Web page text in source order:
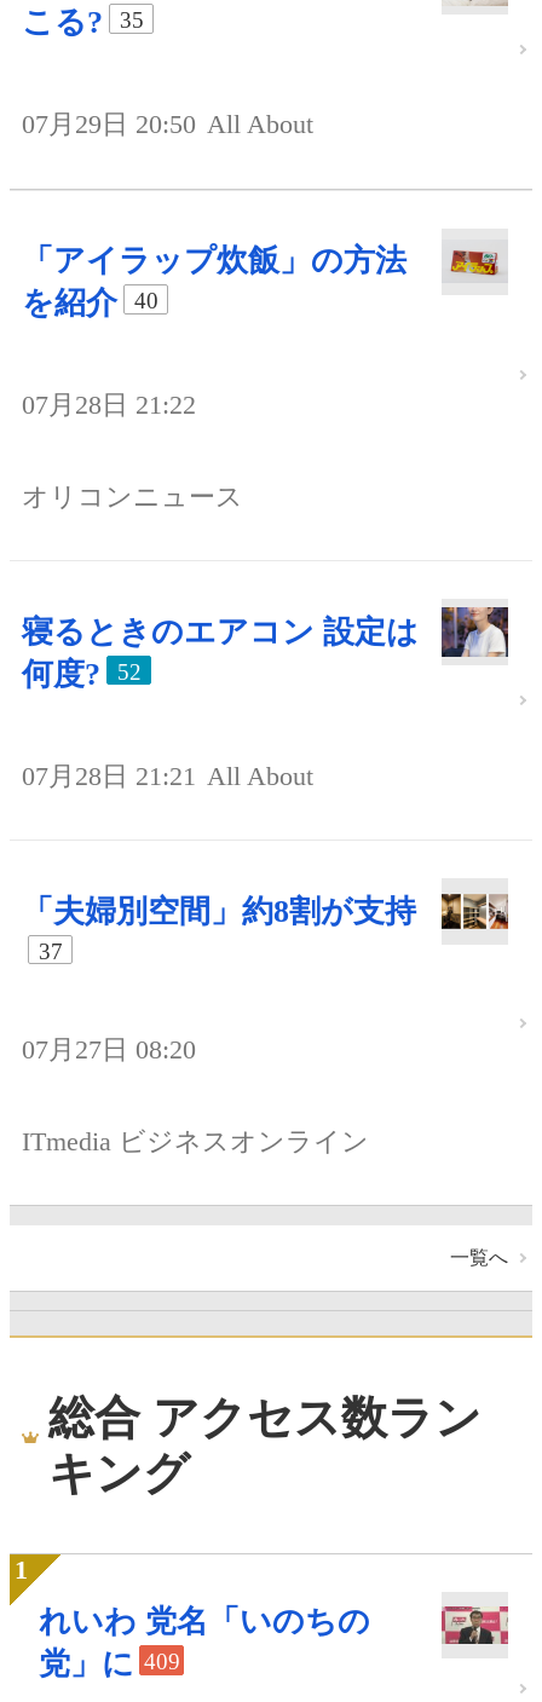
こる?
35
07月29日 20:50 All About
「アイラップ炊飯」の方法
を紹介
40
07月28日 21:22
オリコンニュース
寝るときのエアコン 設定は
何度?
52
07月28日 21:21 All About
「夫婦別空間」約8割が支持
37
07月27日 08:20
ITmedia ビジネスオンライン
一覧へ
総合 アクセス数ラン
キング
れいわ 党名「いのちの
党」に 409